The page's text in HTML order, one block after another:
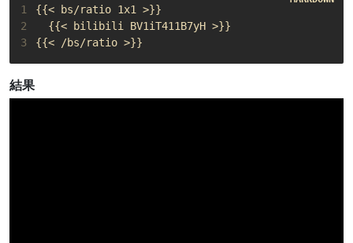
1
2
3
{{< /bs/ratio >}}
結果